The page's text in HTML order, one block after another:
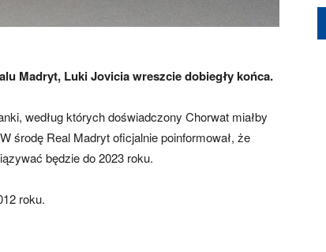
Madryt, Luki Jovicia wreszcie dobiegły końca.
według których doświadczony Chorwat miałby
W środę Real Madryt oficjalnie poinformował, że
będzie do 2023 roku.
roku.